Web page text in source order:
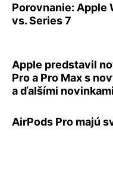
Porovnanie: Apple
vs. Series 7
Apple predstavil
Pro a Pro Max s
a ďalšími novinkami
AirPods Pro majú